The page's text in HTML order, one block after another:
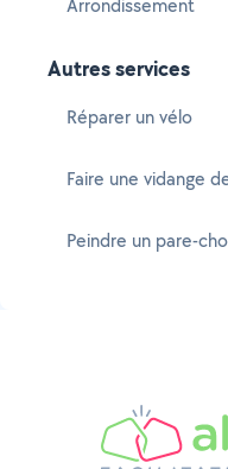
Arrondissement
Autres services
Réparer un vélo
Faire une vidange
Peindre un pare-